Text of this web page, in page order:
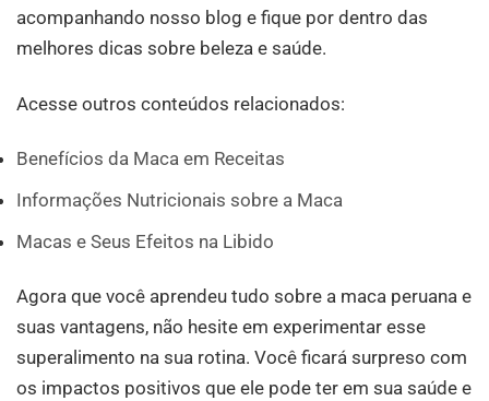
acompanhando nosso blog e fique por dentro das
melhores dicas sobre beleza e saúde.
Acesse outros conteúdos relacionados:
Benefícios da Maca em Receitas
Informações Nutricionais sobre a Maca
Macas e Seus Efeitos na Libido
Agora que você aprendeu tudo sobre a maca peruana e
suas vantagens, não hesite em experimentar esse
superalimento na sua rotina. Você ficará surpreso com
os impactos positivos que ele pode ter em sua saúde e